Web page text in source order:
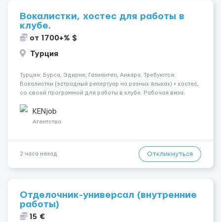
Вокалистки, хостес для работы в
клубе.
от 1700+% $
Турция
Турция: Бурса, Эдирне, Газиантеп, Анкара. Требуются:
Вокалистки (эстрадный репертуар на разных языках) + хостеc,
со своей программой для работы в клубе. Рабочая виза.
одного до трех месяцев. Мед. страховка. Высокая зарплат...
KENjob
Агентство
2 часа назад Откликнуться
Отделочник-универсал (внутренние
работы)
15 €